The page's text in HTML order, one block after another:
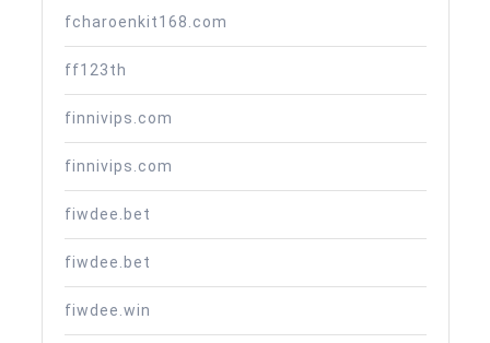
fcharoenkit168.com
ff123th
finnivips.com
finnivips.com
fiwdee.bet
fiwdee.bet
fiwdee.win